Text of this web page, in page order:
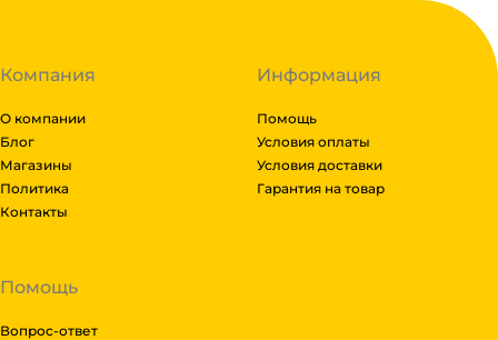
Компания
О компании
Блог
Магазины
Политика
Контакты
Информация
Помощь
Условия оплаты
Условия доставки
Гарантия на товар
Помощь
Вопрос-ответ